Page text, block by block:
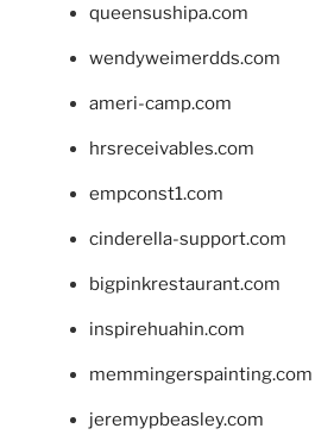
queensushipa.com
wendyweimerdds.com
ameri-camp.com
hrsreceivables.com
empconst1.com
cinderella-support.com
bigpinkrestaurant.com
inspirehuahin.com
memmingerspainting.com
jeremypbeasley.com